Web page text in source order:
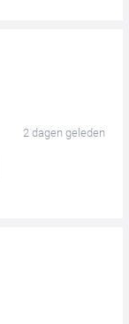
2 dagen geleden